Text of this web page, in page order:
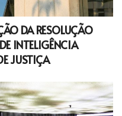
DA RESOLUÇÃO
INTELIGÊNCIA
JUSTIÇA